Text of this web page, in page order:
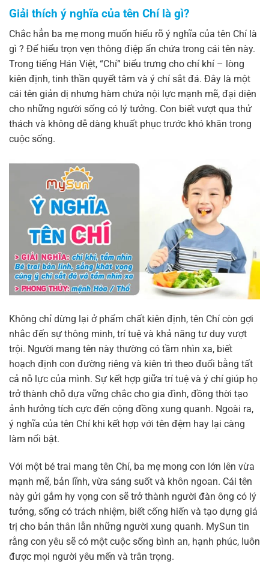
Giải thích ý nghĩa của tên Chí là gì?
Chắc hẳn ba mẹ mong muốn hiểu rõ ý nghĩa của tên Chí là
gì ? Để hiểu trọn vẹn thông điệp ẩn chứa trong cái tên này.
Trong tiếng Hán Việt, “Chí” biểu trưng cho chí khí – lòng
kiên định, tinh thần quyết tâm và ý chí sắt đá. Đây là một
cái tên giản dị nhưng hàm chứa nội lực mạnh mẽ, đại diện
cho những người sống có lý tưởng. Con biết vượt qua thử
thách và không dễ dàng khuất phục trước khó khăn trong
cuộc sống.
Không chỉ dừng lại ở phẩm chất kiên định, tên Chí còn gợi
nhắc đến sự thông minh, trí tuệ và khả năng tư duy vượt
trội. Người mang tên này thường có tầm nhìn xa, biết
hoạch định con đường riêng và kiên trì theo đuổi bằng tất
cả nỗ lực của mình. Sự kết hợp giữa trí tuệ và ý chí giúp họ
trở thành chỗ dựa vững chắc cho gia đình, đồng thời tạo
ảnh hưởng tích cực đến cộng đồng xung quanh. Ngoài ra,
ý nghĩa của tên Chí khi kết hợp với tên đệm hay lại càng
làm nổi bật.
Với một bé trai mang tên Chí, ba mẹ mong con lớn lên vừa
mạnh mẽ, bản lĩnh, vừa sáng suốt và khôn ngoan. Cái tên
này gửi gắm hy vọng con sẽ trở thành người đàn ông có lý
tưởng, sống có trách nhiệm, biết cống hiến và tạo dựng giá
trị cho bản thân lẫn những người xung quanh. MySun tin
rằng con yêu sẽ có một cuộc sống bình an, hạnh phúc, luôn
được mọi người yêu mến và trân trọng.